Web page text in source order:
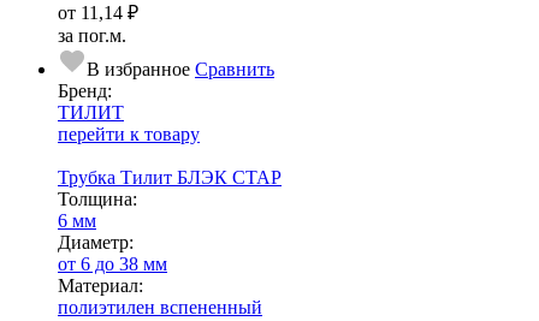
от 11,14 ₽
за пог.м.
В избранное Сравнить
Бренд:
ТИЛИТ
перейти к товару
Трубка Тилит БЛЭК СТАР
Тол­щи­на:
6 мм
Диаметр:
от 6 до 38 мм
Ма­­те­­ри­­ал:
полиэтилен вспененный